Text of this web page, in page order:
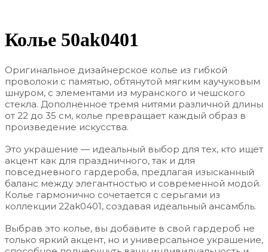
Колье 50ak0401
Оригинальное дизайнерское колье из гибкой
проволоки с памятью, обтянутой мягким каучуковым
шнуром, с элементами из муранского и чешского
стекла. Дополненное тремя нитями различной длины
от 22 до 35 см, колье превращает каждый образ в
произведение искусства.
Это украшение — идеальный выбор для тех, кто ищет
акцент как для праздничного, так и для
повседневного гардероба, предлагая изысканный
баланс между элегантностью и современной модой.
Колье гармонично сочетается с серьгами из
коллекции 22ak0401, создавая идеальный ансамбль.
Выбрав это колье, вы добавите в свой гардероб не
только яркий акцент, но и универсальное украшение,